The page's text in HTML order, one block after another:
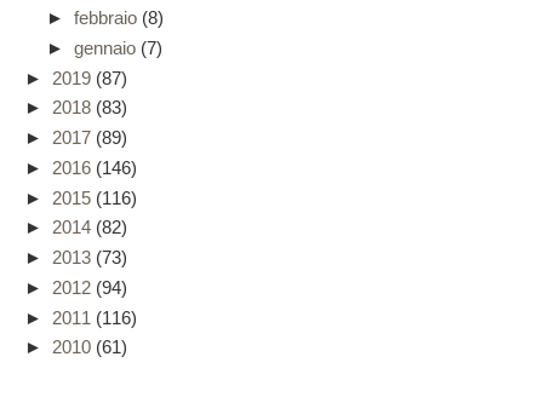
► febbraio (8)
► gennaio (7)
► 2019 (87)
► 2018 (83)
► 2017 (89)
► 2016 (146)
► 2015 (116)
► 2014 (82)
► 2013 (73)
► 2012 (94)
► 2011 (116)
► 2010 (61)